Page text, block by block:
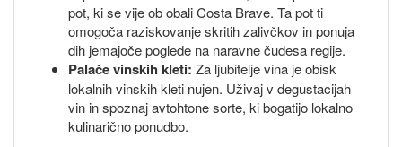
pot, ki se vije ob obali Costa Brave. Ta pot ti
omogoča raziskovanje skritih zalivčkov in ponuja
dih jemajoče poglede na naravne čudesa regije.
Palače vinskih kleti: Za ljubitelje vina je obisk
lokalnih vinskih kleti nujen. Uživaj v degustacijah
vin in spoznaj avtohtone sorte, ki bogatijo lokalno
kulinarično ponudbo.